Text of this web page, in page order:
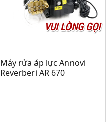
VUI LÒNG GỌI
Máy rửa áp lực Annovi
Reverberi AR 670